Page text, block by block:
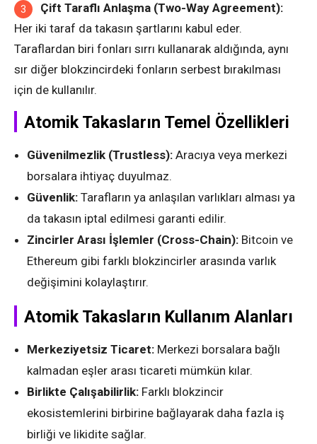
Çift Taraflı Anlaşma (Two-Way Agreement):
Her iki taraf da takasın şartlarını kabul eder.
Taraflardan biri fonları sırrı kullanarak aldığında, aynı
sır diğer blokzincirdeki fonların serbest bırakılması
için de kullanılır.
Atomik Takasların Temel Özellikleri
Güvenilmezlik (Trustless): Aracıya veya merkezi
borsalara ihtiyaç duyulmaz.
Güvenlik: Tarafların ya anlaşılan varlıkları alması ya
da takasın iptal edilmesi garanti edilir.
Zincirler Arası İşlemler (Cross-Chain): Bitcoin ve
Ethereum gibi farklı blokzincirler arasında varlık
değişimini kolaylaştırır.
Atomik Takasların Kullanım Alanları
Merkeziyetsiz Ticaret: Merkezi borsalara bağlı
kalmadan eşler arası ticareti mümkün kılar.
Birlikte Çalışabilirlik: Farklı blokzincir
ekosistemlerini birbirine bağlayarak daha fazla iş
birliği ve likidite sağlar.